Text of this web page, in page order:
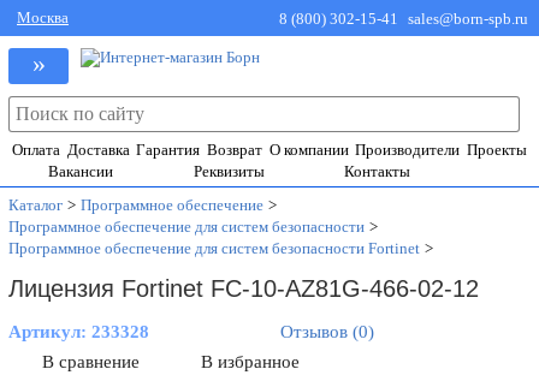
Москва 8 (800) 302-15-41 sales@born-spb.ru
»
Оплата Доставка Гарантия Возврат О компании Производители Проекты
Вакансии
Реквизиты
Контакты
Каталог > Программное обеспечение >
Программное обеспечение для систем безопасности >
Программное обеспечение для систем безопасности Fortinet >
Лицензия Fortinet FC-10-AZ81G-466-02-12
Артикул:233328
Отзывов (0)
В сравнение
В избранное